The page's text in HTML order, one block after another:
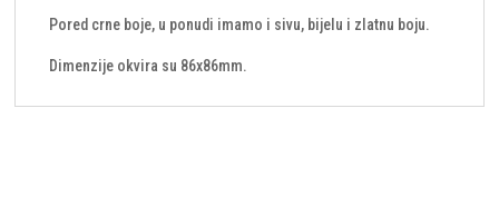
Pored crne boje, u ponudi imamo i sivu, bijelu i zlatnu boju.
Dimenzije okvira su 86x86mm.